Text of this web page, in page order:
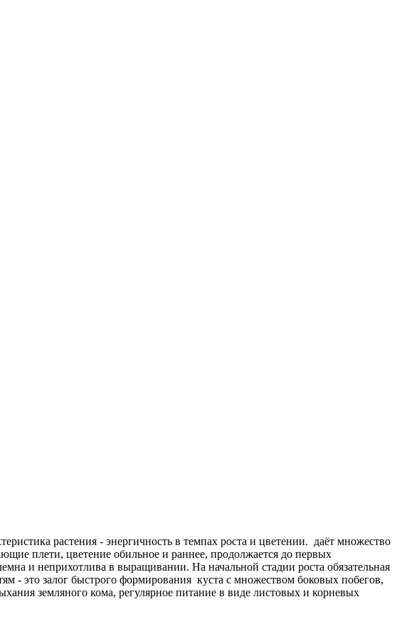
растения - энергичность в темпах роста и цветении. даёт множество
плети, цветение обильное и раннее, продолжается до первых
и неприхотлива в выращивании. На начальной стадии роста обязательная
- это залог быстрого формирования куста с множеством боковых побегов,
земляного кома, регулярное питание в виде листовых и корневых